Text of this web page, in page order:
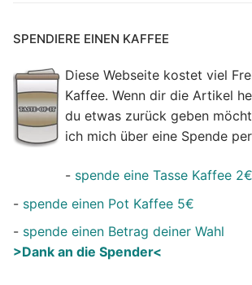
SPENDIERE EINEN KAFFEE
Diese Webseite kostet viel
Kaffee. Wenn dir die Artikel
du etwas zurück geben
ich mich über eine Spende
- spende eine Tasse Kaffee 2€
- spende einen Pot Kaffee 5€
- spende einen Betrag deiner Wahl
>Dank an die Spender<